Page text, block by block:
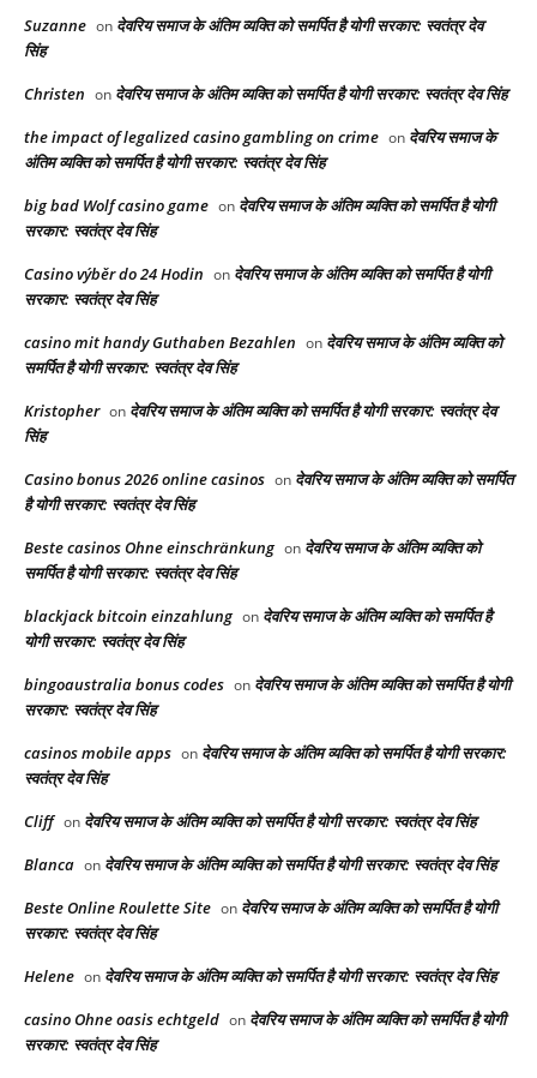
Suzanne on देवरिय समाज के अंतिम व्यक्ति को समर्पित है योगी सरकार: स्वतंत्र देव
सिंह
Christen on देवरिय समाज के अंतिम व्यक्ति को समर्पित है योगी सरकार: स्वतंत्र देव सिंह
the impact of legalized casino gambling on crime on देवरिय समाज के
अंतिम व्यक्ति को समर्पित है योगी सरकार: स्वतंत्र देव सिंह
big bad Wolf casino game on देवरिय समाज के अंतिम व्यक्ति को समर्पित है योगी
सरकार: स्वतंत्र देव सिंह
Casino výběr do 24 Hodin on देवरिय समाज के अंतिम व्यक्ति को समर्पित है योगी
सरकार: स्वतंत्र देव सिंह
casino mit handy Guthaben Bezahlen on देवरिय समाज के अंतिम व्यक्ति को
समर्पित है योगी सरकार: स्वतंत्र देव सिंह
Kristopher on देवरिय समाज के अंतिम व्यक्ति को समर्पित है योगी सरकार: स्वतंत्र देव
सिंह
Casino bonus 2026 online casinos on देवरिय समाज के अंतिम व्यक्ति को समर्पित
है योगी सरकार: स्वतंत्र देव सिंह
Beste casinos Ohne einschränkung on देवरिय समाज के अंतिम व्यक्ति को
समर्पित है योगी सरकार: स्वतंत्र देव सिंह
blackjack bitcoin einzahlung on देवरिय समाज के अंतिम व्यक्ति को समर्पित है
योगी सरकार: स्वतंत्र देव सिंह
bingoaustralia bonus codes on देवरिय समाज के अंतिम व्यक्ति को समर्पित है योगी
सरकार: स्वतंत्र देव सिंह
casinos mobile apps on देवरिय समाज के अंतिम व्यक्ति को समर्पित है योगी सरकार:
स्वतंत्र देव सिंह
Cliff on देवरिय समाज के अंतिम व्यक्ति को समर्पित है योगी सरकार: स्वतंत्र देव सिंह
Blanca on देवरिय समाज के अंतिम व्यक्ति को समर्पित है योगी सरकार: स्वतंत्र देव सिंह
Beste Online Roulette Site on देवरिय समाज के अंतिम व्यक्ति को समर्पित है योगी
सरकार: स्वतंत्र देव सिंह
Helene on देवरिय समाज के अंतिम व्यक्ति को समर्पित है योगी सरकार: स्वतंत्र देव सिंह
casino Ohne oasis echtgeld on देवरिय समाज के अंतिम व्यक्ति को समर्पित है योगी
सरकार: स्वतंत्र देव सिंह